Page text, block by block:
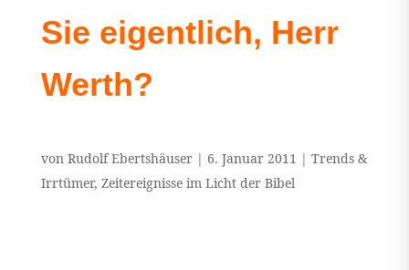
Sie eigentlich, Herr
Werth?
von Rudolf Ebertshäuser| 6. Januar 2011 | Trends &
Irrtümer, Zeitereignisse im Licht der Bibel